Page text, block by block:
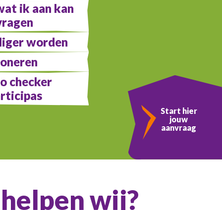
ik aan kan
worden
checker
Start hier
jouw
aanvraag
wij?